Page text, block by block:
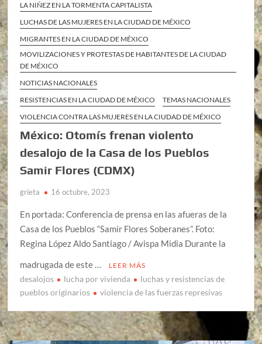
LA NIÑEZ EN LA TORMENTA CAPITALISTA
LUCHAS DE LAS MUJERES EN LA CIUDAD DE MÉXICO
MIGRANTES EN LA CIUDAD DE MÉXICO
MOVILIZACIONES Y PROTESTAS DE HABITANTES DE LA CIUDAD
DE MÉXICO
NOTICIAS NACIONALES
RESISTENCIAS EN LA CIUDAD DE MÉXICO
TEMAS NACIONALES
VIOLENCIA CONTRA LAS MUJERES EN LA CIUDAD DE MÉXICO
México: Otomís frenan violento
desalojo de la Casa de los Pueblos
Samir Flores (CDMX)
grieta 16 octubre, 2023
En portada: Conferencia de prensa en las afueras de la
Casa de los Pueblos “Samir Flores Soberanes”. Foto:
Regina López Aldo Santiago / Avispa Midia Durante la
madrugada de este …
LEER MÁS
desalojos lucha por vivienda
luchas y resistencias de
pueblos originarios
violencia de las fuerzas represivas